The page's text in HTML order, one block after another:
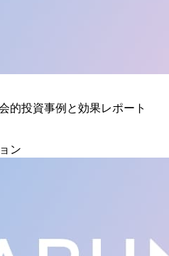
的投資事例と効果レポート
ン